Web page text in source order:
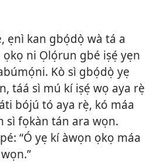
ẹnì kan gbọ́dọ̀ wà tá a
ni Ọlọ́run gbé iṣẹ́ yẹn
Kò sì gbọ́dọ̀ yẹ
táá sì mú kí iṣẹ́ wọ aya rẹ̀
bójú tó aya rẹ̀, kó máa
sì fọkàn tán ara wọn.
“Ó yẹ kí àwọn ọkọ máa